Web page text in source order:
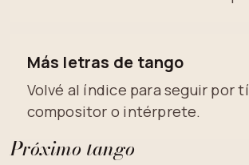
Más letras de tango
Volvé al índice para seguir por
compositor o intérprete.
Próximo tango